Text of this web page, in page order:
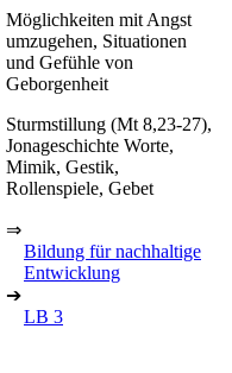
Möglichkeiten mit Angst
umzugehen, Situationen
und Gefühle von
Geborgenheit
Sturmstillung (Mt 8,23-27),
Jonageschichte Worte,
Mimik, Gestik,
Rollenspiele, Gebet
⇒
Bildung für nachhaltige
Entwicklung
➔
LB 3